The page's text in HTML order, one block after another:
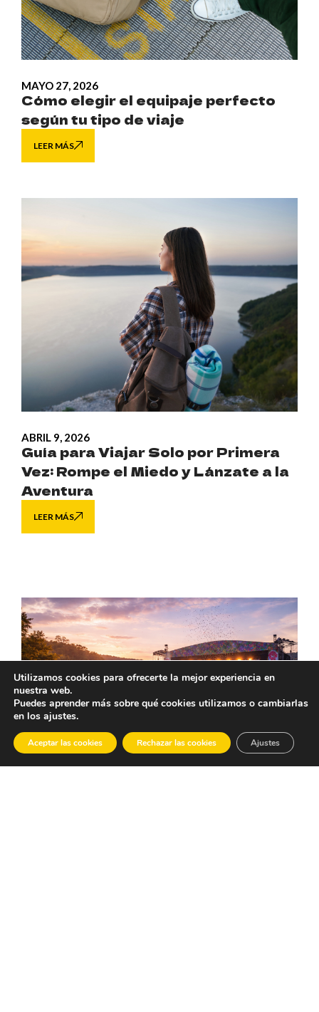
MAYO 27, 2026
Cómo elegir el equipaje perfecto
según tu tipo de viaje
LEER MÁS
ABRIL 9, 2026
Guía para Viajar Solo por Primera
Vez: Rompe el Miedo y Lánzate a la
Aventura
LEER MÁS
Utilizamos cookies para ofrecerte la mejor experiencia en
nuestra web.
Puedes aprender más sobre qué cookies utilizamos o cambiarlas
en los ajustes.
Aceptar las cookies Rechazar las cookies Ajustes